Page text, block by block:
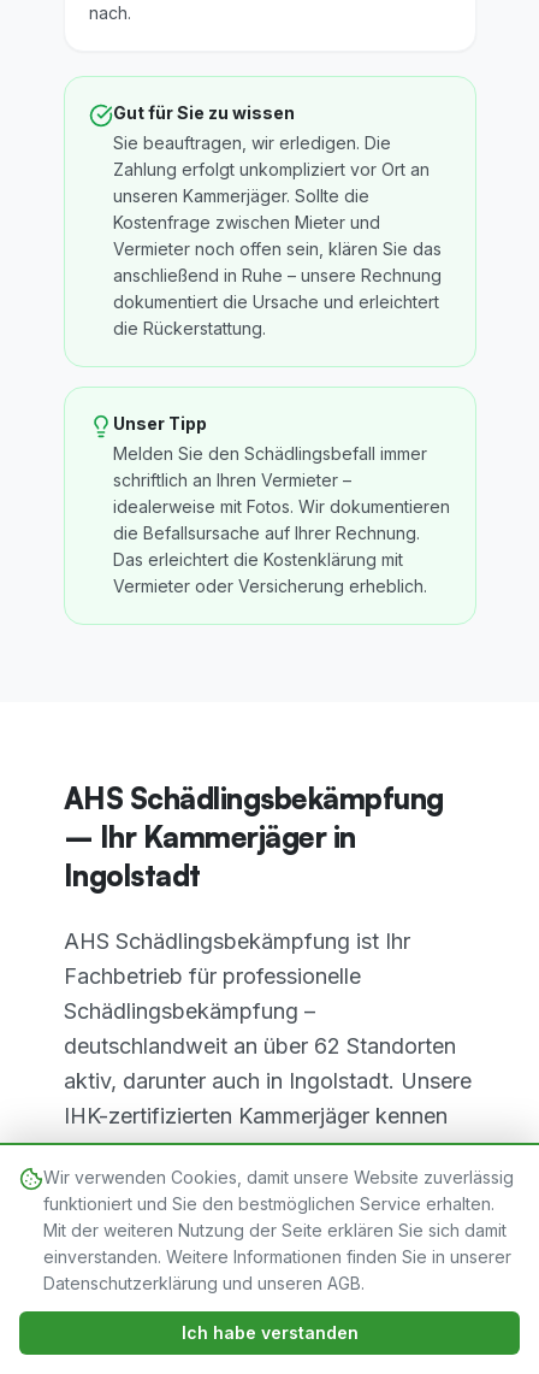
nach.
Gut für Sie zu wissen
Sie beauftragen, wir erledigen. Die
Zahlung erfolgt unkompliziert vor Ort an
unseren Kammerjäger. Sollte die
Kostenfrage zwischen Mieter und
Vermieter noch offen sein, klären Sie das
anschließend in Ruhe – unsere Rechnung
dokumentiert die Ursache und erleichtert
die Rückerstattung.
Unser Tipp
Melden Sie den Schädlingsbefall immer
schriftlich an Ihren Vermieter –
idealerweise mit Fotos. Wir dokumentieren
die Befallsursache auf Ihrer Rechnung.
Das erleichtert die Kostenklärung mit
Vermieter oder Versicherung erheblich.
AHS Schädlingsbekämpfung
– Ihr Kammerjäger in
Ingolstadt
AHS Schädlingsbekämpfung ist Ihr
Fachbetrieb für professionelle
Schädlingsbekämpfung –
deutschlandweit an über 62 Standorten
aktiv, darunter auch in Ingolstadt. Unsere
IHK-zertifizierten Kammerjäger kennen
die typischen Schädlingsprobleme in
Ingolstadt und sind rund um die Uhr für
Sie im Einsatz.
Ingolstadt vereint verschiedene
Bauepochen – von historischen Altbauten
bis zu modernen Neubauten. Jeder
Jetzt verfügbar · 24/7
01579 2674265
Wir verwenden Cookies, damit unsere Website zuverlässig
funktioniert und Sie den bestmöglichen Service erhalten.
Mit der weiteren Nutzung der Seite erklären Sie sich damit
einverstanden. Weitere Informationen finden Sie in unserer
Datenschutzerklärung und unseren AGB.
Ich habe verstanden